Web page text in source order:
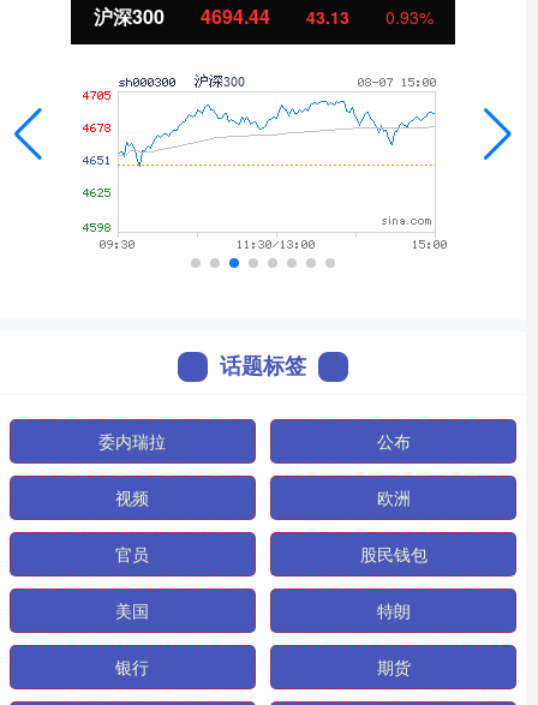
沪深300 4694.44 43.13 0.93%
话题标签
委内瑞拉 公布
视频 欧洲
官员 股民钱包
美国 特朗
银行 期货